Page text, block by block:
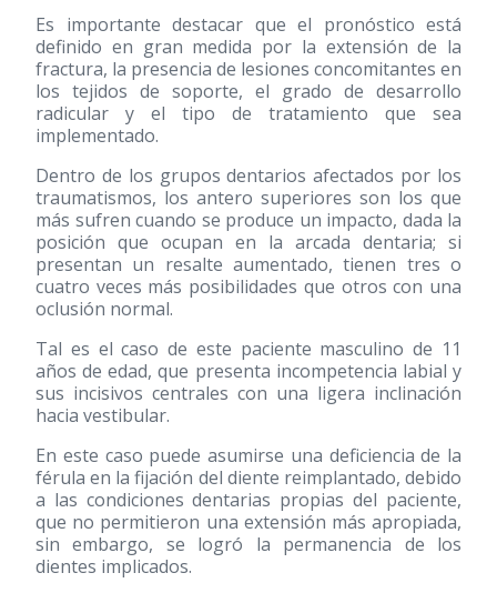
Es importante destacar que el pronóstico está
definido en gran medida por la extensión de la
fractura, la presencia de lesiones concomitantes en
los tejidos de soporte, el grado de desarrollo
radicular y el tipo de tratamiento que sea
implementado.
Dentro de los grupos dentarios afectados por los
traumatismos, los antero superiores son los que
más sufren cuando se produce un impacto, dada la
posición que ocupan en la arcada dentaria; si
presentan un resalte aumentado, tienen tres o
cuatro veces más posibilidades que otros con una
oclusión normal.
Tal es el caso de este paciente masculino de 11
años de edad, que presenta incompetencia labial y
sus incisivos centrales con una ligera inclinación
hacia vestibular.
En este caso puede asumirse una deficiencia de la
férula en la fijación del diente reimplantado, debido
a las condiciones dentarias propias del paciente,
que no permitieron una extensión más apropiada,
sin embargo, se logró la permanencia de los
dientes implicados.